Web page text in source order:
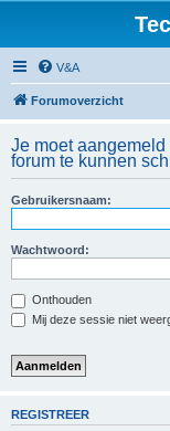
V&A
Forumoverzicht
Je moet
forum te kunnen
Gebruikersnaam:
Wachtwoord:
Onthouden
Mij deze sessie niet
REGISTREER